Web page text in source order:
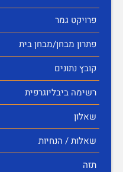
פרויקט גמר
פתרון מבחן/מבחן בית
קובץ נתונים
רשימה ביבליוגרפית
שאלון
שאלות / הנחיות
תזה